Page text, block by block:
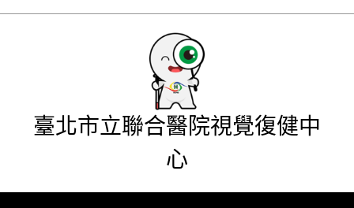
臺北市立聯合醫院視覺復健中
心